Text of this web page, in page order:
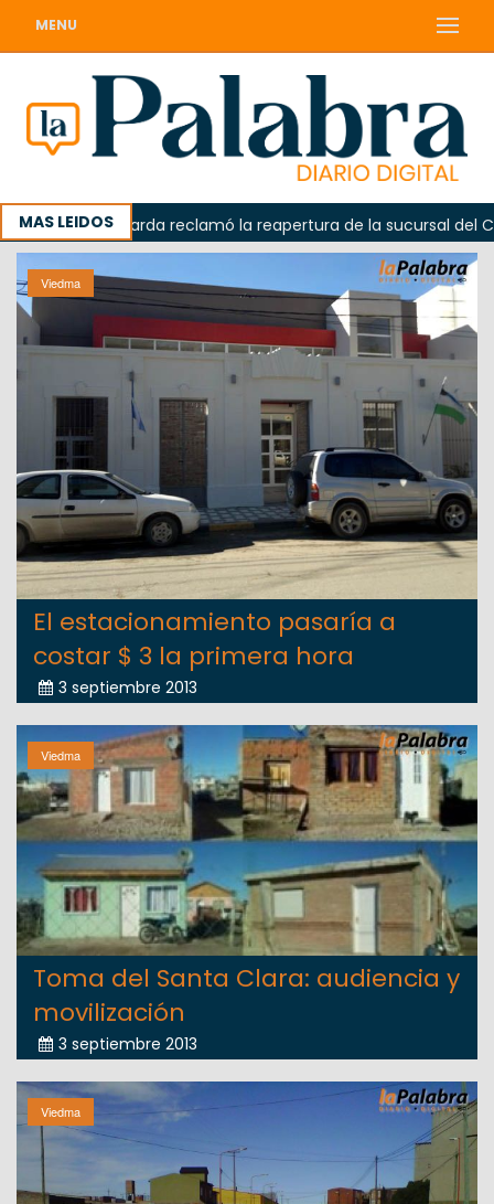
MENU
MAS LEIDOS
Odarda reclamó la reapertura de la sucursal del Correo
Viedma
El estacionamiento pasaría a
costar $ 3 la primera hora
3 septiembre 2013
Viedma
Toma del Santa Clara: audiencia y
movilización
3 septiembre 2013
Viedma